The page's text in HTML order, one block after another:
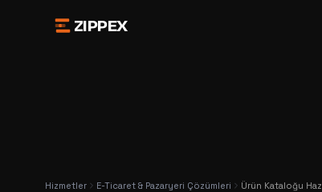
ZIPPEX
Hizmetler E-Ticaret & Pazaryeri Çözümleri Ürün Kataloğu